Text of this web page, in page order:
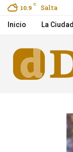
10.9 C Salta
Secure & Easy
Inicio La Ciudad